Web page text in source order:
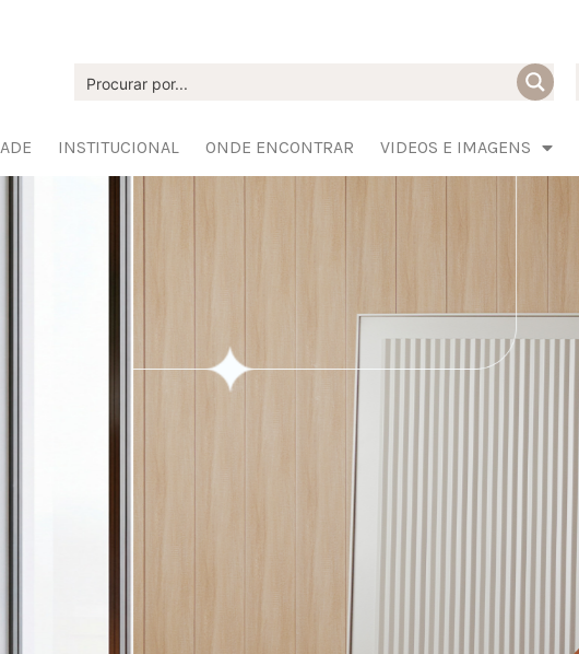
INSTITUCIONAL ONDE ENCONTRAR VIDEOS E IMAGENS